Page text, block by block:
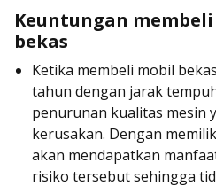
Keuntungan
bekas
Ketika membeli mobil
tahun dengan jarak
penurunan kualitas mesin
kerusakan. Dengan
akan mendapatkan
risiko tersebut sehingga